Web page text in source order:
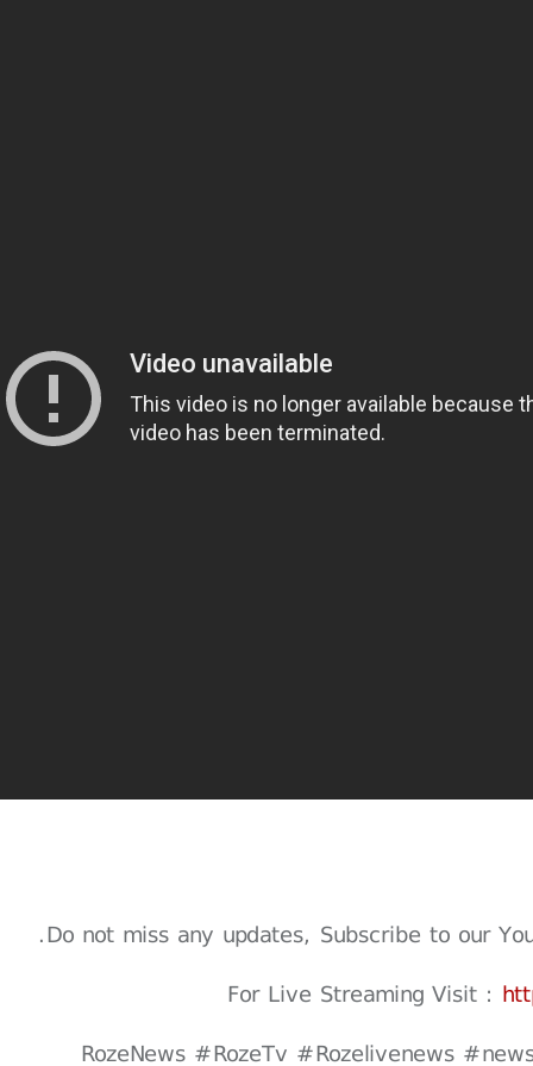
Do not miss any updates, Subscribe to our
For Live Streaming Visit :
#RozeNews #RozeTv #Rozelivenews